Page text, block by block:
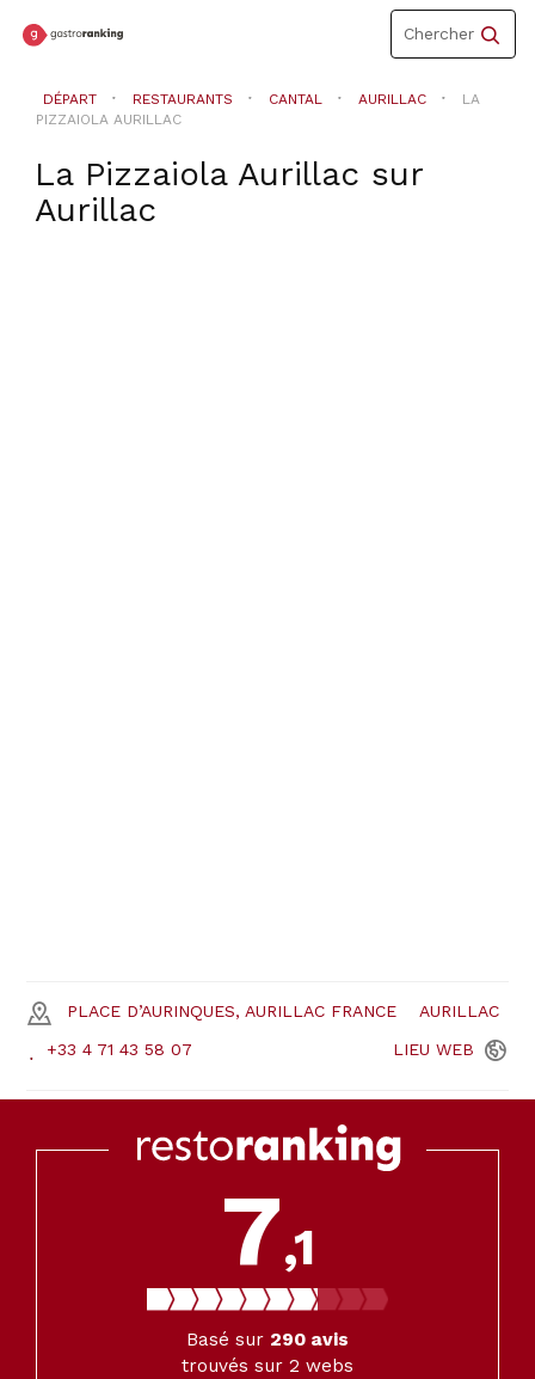
Toggle
navigation
Chercher
DÉPART RESTAURANTS CANTAL AURILLAC
LA
PIZZAIOLA AURILLAC
La Pizzaiola Aurillac sur
Aurillac
PLACE D’AURINQUES, AURILLAC FRANCE AURILLAC
+33 4 71 43 58 07 LIEU WEB
7,1
Basé sur 290 avis
trouvés sur 2 webs